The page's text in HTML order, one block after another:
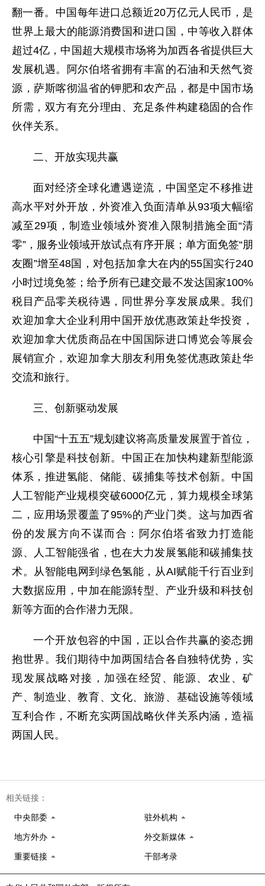
翻一番。中国每年进口总额近20万亿元人民币，是
世界上最大的能源消费国和进口国，中等收入群体
超过4亿，中国超大规模市场将为加西各省提供巨大
发展机遇。阿尔伯塔省拥有丰富的石油和天然气资
源，萨斯喀彻温省的钾肥和农产品，都是中国市场
所需，双方有充分理由、充足条件构建稳固的合作
伙伴关系。
二、开放实现共赢
面对经济全球化遭遇逆流，中国坚定不移推进
高水平对外开放，外资准入负面清单从93项大幅缩
减至29项，制造业领域外资准入限制措施全面“清
零”，服务业领域开放试点有序开展；单方面免签“朋
友圈”增至48国，对包括加拿大在内的55国实行240
小时过境免签；给予所有已建交最不发达国家100%
税目产品零关税待遇，同世界分享发展成果。我们
欢迎加拿大企业利用中国开放优惠政策赴华投资，
欢迎加拿大优质商品在中国国际进口博览会等展会
展销宣介，欢迎加拿大朋友利用免签优惠政策赴华
交流和旅行。
三、创新驱动发展
中国“十五五”规划建议将高质量发展置于首位，
核心引擎是科技创新。中国正在加快构建新型能源
体系，推进氢能、储能、碳捕集等技术创新。中国
人工智能产业规模突破6000亿元，算力规模全球第
二，应用场景覆盖了95%的产业门类。这与加西省
份的发展方向不谋而合：阿尔伯塔省致力打造能
源、人工智能强省，也在大力发展氢能和碳捕集技
术。从智能电网到绿色氢能，从AI赋能千行百业到
大数据应用，中加在能源转型、产业升级和科技创
新等方面的合作潜力无限。
一个开放包容的中国，正以合作共赢的姿态拥
抱世界。我们期待中加两国结合各自独特优势，实
现发展战略对接，加强在经贸、能源、农业、矿
产、制造业、教育、文化、旅游、基础设施等领域
互利合作，不断充实两国战略伙伴关系内涵，造福
两国人民。
相关链接：
中央部委 驻外机构
地方外办 外交新媒体
重要链接 干部考录